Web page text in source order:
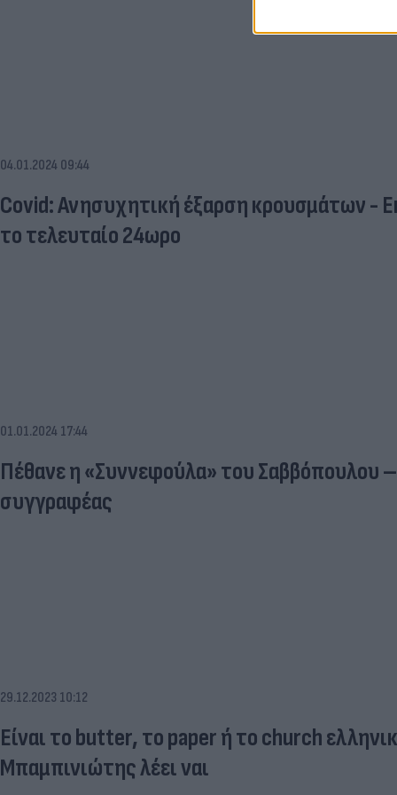
04.01.2024 09:44
Covid: Ανησυχητική έξαρση κρουσμάτων -
το τελευταίο 24ωρο
01.01.2024 17:44
Πέθανε η «Συννεφούλα» του Σαββόπουλου
συγγραφέας
29.12.2023 10:12
Είναι το butter, το paper ή το church
Μπαμπινιώτης λέει ναι